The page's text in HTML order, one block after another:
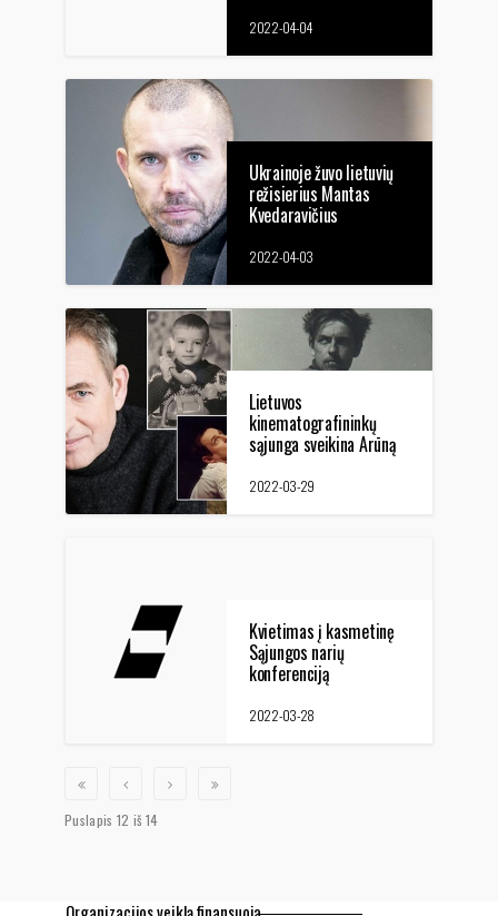
kultūros ar meno
kūrėjams
2022-04-04
Ukrainoje žuvo lietuvių
režisierius Mantas
Kvedaravičius
2022-04-03
Lietuvos
kinematografininkų
sąjunga sveikina Arūną
Sakalauską su
jubiliejumi!
2022-03-29
Kvietimas į kasmetinę
Sąjungos narių
konferenciją
2022-03-28
Puslapis 12 iš 14